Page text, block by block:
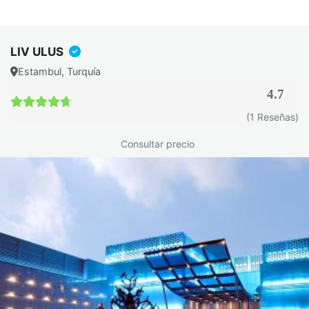
duración, alcanza el 14-16%.
Pero el peso es solo una parte de la historia. La
investigación de Imaz y colaboradores (Obesity Reviews,
2008) mostró que la presión arterial, la glucemia en ayunas
metabólico empieza antes de lo que se espera.
La satisfacción global de los pacientes se sitúa entre el 78%
los insatisfechos: las náuseas de los primeros días. En
centros con buena preparación preoperatoria, ese
porcentaje es notablemente inferior.
Y la respuesta que más se evita decir con claridad: parte del
LIV ULUS
Estambul, Turquía
4.7
(1 Reseñas)
Consultar precio